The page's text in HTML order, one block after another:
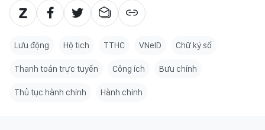
Lưu động Hộ tịch TTHC VNeID Chữ ký số
Thanh toán trực tuyến Công ích Bưu chính
Thủ tục hành chính Hành chính